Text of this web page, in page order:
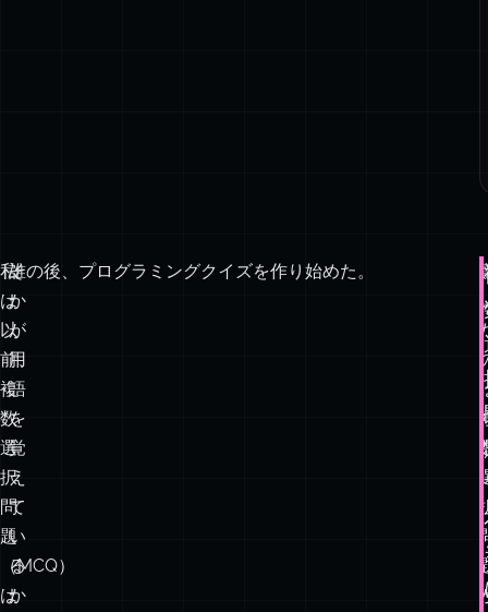
私
は
以
前、
複
数
選
誰
か
が
用
語
を
覚
その後、プログラミングクイズを作り始めた。